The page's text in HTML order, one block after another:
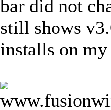
bar did not
still shows
installs on